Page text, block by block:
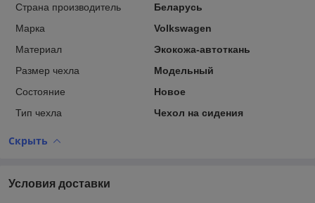
Страна производитель
Беларусь
Марка
Volkswagen
Материал
Экокожа-автоткань
Размер чехла
Модельный
Состояние
Новое
Тип чехла
Чехол на сидения
Скрыть
Условия доставки